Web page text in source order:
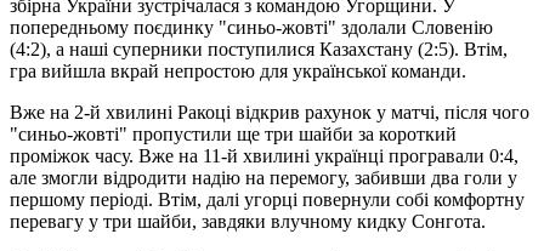
збірна України зустрічалася з командою Угорщини. У
попередньому поєдинку "синьо-жовті" здолали Словенію
(4:2), а наші суперники поступилися Казахстану (2:5). Втім,
гра вийшла вкрай непростою для української команди.
Вже на 2-й хвилині Ракоці відкрив рахунок у матчі, після чого
"синьо-жовті" пропустили ще три шайби за короткий
проміжок часу. Вже на 11-й хвилині українці програвали 0:4,
але змогли відродити надію на перемогу, забивши два голи у
першому періоді. Втім, далі угорці повернули собі комфортну
перевагу у три шайби, завдяки влучному кидку Сонгота.